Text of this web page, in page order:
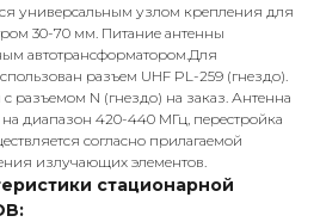
универсальным узлом крепления для
30-70 мм. Питание антенны
автотрансформатором.Для
разъем UHF PL-259 (гнездо).
разъемом N (гнездо) на заказ. Антенна
на диапазон 420-440 МГц, перестройка
согласно прилагаемой
излучающих элементов.
стационарной